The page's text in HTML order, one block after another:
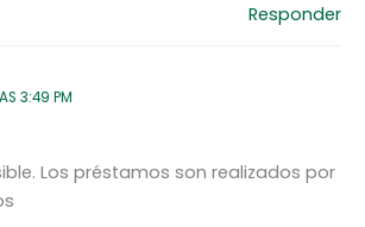
Responder
3:49 PM
Los préstamos son realizados por